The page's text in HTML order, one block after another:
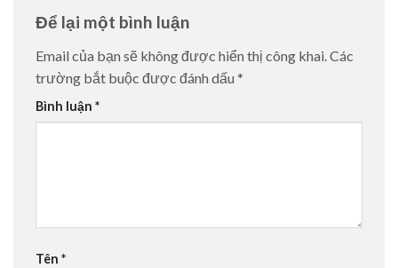
Để lại một bình luận
Email của bạn sẽ không được hiển thị công khai.Các
trường bắt buộc được đánh dấu *
Bình luận *
Tên *